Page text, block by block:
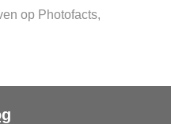
op Photofacts,